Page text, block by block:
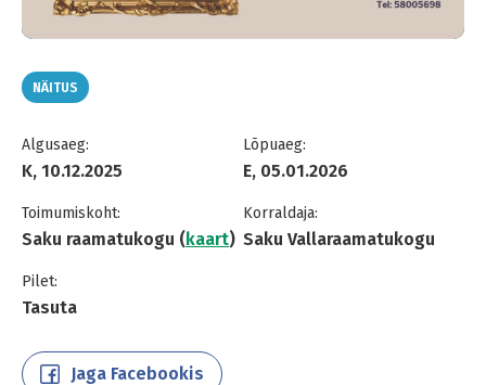
NÄITUS
Algusaeg:
K, 10.12.2025
Lõpuaeg:
E, 05.01.2026
Toimumiskoht:
Saku raamatukogu (kaart)
Korraldaja:
Saku Vallaraamatukogu
Pilet:
Tasuta
Jaga Facebookis